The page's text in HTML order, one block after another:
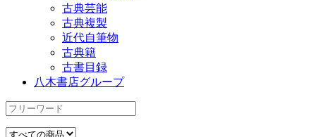
古典芸能
古典複製
近代自筆物
古典籍
古書目録
八木書店グループ